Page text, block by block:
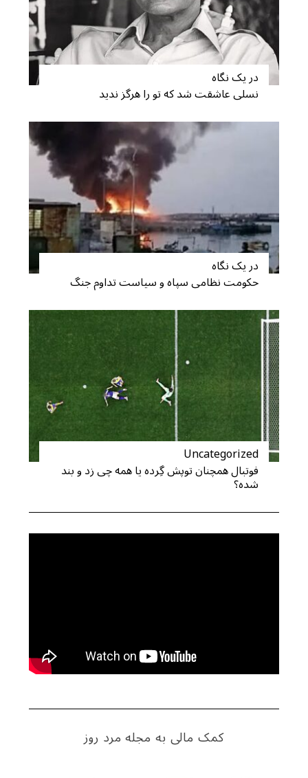
در یک نگاه
نسلی عاشقت شد که تو را هرگز ندید
در یک نگاه
حکومت نظامی سپاه و سیاست تداوم جنگ
Uncategorized
فوتبال همچنان توپش گِرده یا همه چی زد و بند
شده؟
کمک مالی به مجله مرد روز